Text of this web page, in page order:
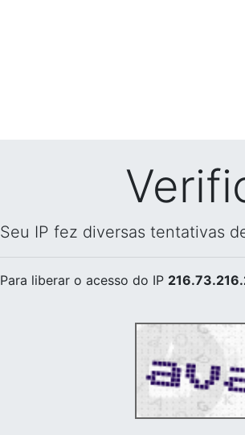
Seu IP fez diversas tentativas
Para liberar o acesso do IP